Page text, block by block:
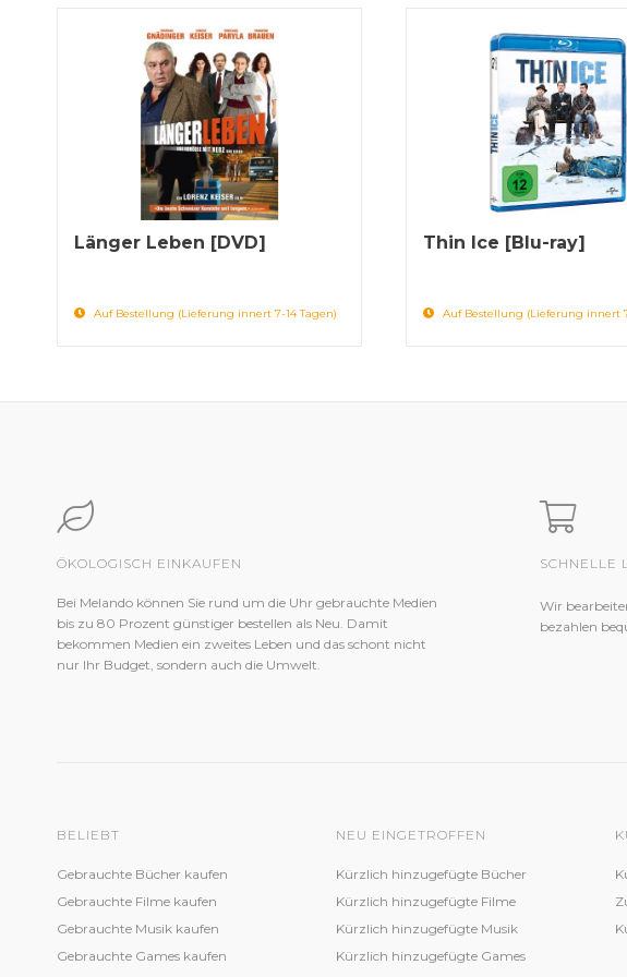
Länger Leben [DVD]
Auf Bestellung (Lieferung innert 7-14 Tagen)
Thin Ice [Blu-ray]
Auf Bestellung (Lieferung innert
ÖKOLOGISCH EINKAUFEN
Bei Melando können Sie rund um die Uhr gebrauchte Medien
bis zu 80 Prozent günstiger bestellen als Neu. Damit
bekommen Medien ein zweites Leben und das schont nicht
nur Ihr Budget, sondern auch die Umwelt.
SCHNELLE
Wir
bezahlen
BELIEBT
Gebrauchte Bücher kaufen
Gebrauchte Filme kaufen
Gebrauchte Musik kaufen
Gebrauchte Games kaufen
NEU EINGETROFFEN
Kürzlich hinzugefügte Bücher
Kürzlich hinzugefügte Filme
Kürzlich hinzugefügte Musik
Kürzlich hinzugefügte Games